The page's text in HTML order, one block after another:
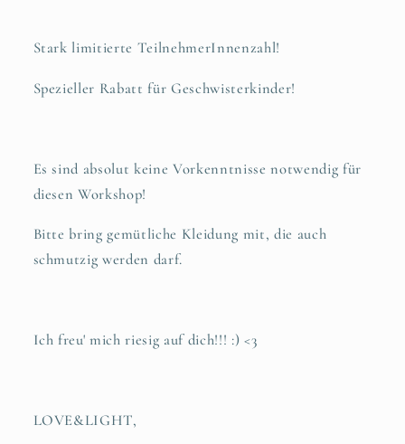
Stark limitierte TeilnehmerInnenzahl!
Spezieller Rabatt für Geschwisterkinder!
Es sind absolut keine Vorkenntnisse notwendig für
diesen Workshop!
Bitte bring gemütliche Kleidung mit, die auch
schmutzig werden darf.
Ich freu' mich riesig auf dich!!! :) <3
LOVE&LIGHT,